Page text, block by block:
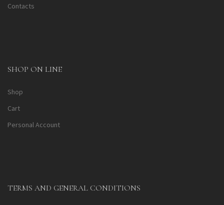
Contacts
SHOP ON LINE
Shop
Cart
Personal Account
TERMS AND GENERAL CONDITIONS